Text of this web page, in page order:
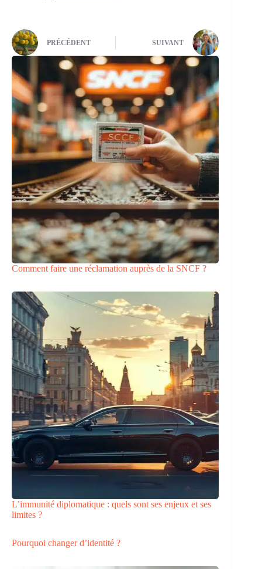
PRÉCÉDENT SUIVANT
Comment faire une réclamation auprès de la SNCF ?
L’immunité diplomatique : quels sont ses enjeux et ses
limites ?
Pourquoi changer d’identité ?